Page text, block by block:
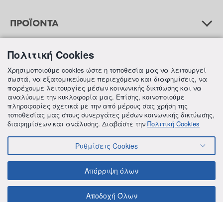
ΠΡΟΪΟΝΤΑ
ΒΟΗΘΕΙΑ
ΠΛΗΡΟΦΟΡΙΕΣ
© 2018 FREZYDERM A.B.Ε.E. ALL RIGHTS RESERVED
ΠΟΛΙΤΙΚΗ ΕΣΩΤΕΡΙΚΩΝ ΑΝΑΦΟΡΩΝ & ΚΑΤΑΓΓΕΛΙΩΝ (Ν. 4990/22)
ΠΟΛΙΤΙΚΗ ΑΠΟΡΡΗΤΟΥ ΤΗΣ FREZYDERM
ΠΟΛΙΤΙΚΗ ΓΙΑ ΤΑ COOKIES
Πολιτική Cookies
Χρησιμοποιούμε cookies ώστε η τοποθεσία μας να λειτουργεί
σωστά, να εξατομικεύουμε περιεχόμενο και διαφημίσεις, να
παρέχουμε λειτουργίες μέσων κοινωνικής δικτύωσης και να
αναλύουμε την κυκλοφορία μας. Επίσης, κοινοποιούμε
πληροφορίες σχετικά με την από μέρους σας χρήση της
τοποθεσίας μας στους συνεργάτες μέσων κοινωνικής δικτύωσης,
διαφημίσεων και ανάλυσης. Διαβάστε την Πολιτική Cookies
Ρυθμίσεις Cookies
Απόρριψη όλων
Αποδοχή Όλων